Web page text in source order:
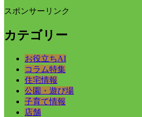
スポンサーリンク
カテゴリー
お役立ちAI
コラム特集
住宅情報
公園・遊び場
子育て情報
店舗